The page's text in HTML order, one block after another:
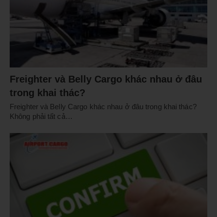
Freighter và Belly Cargo khác nhau ở đâu
trong khai thác?
Freighter và Belly Cargo khác nhau ở đâu trong khai thác?
Không phải tất cả…